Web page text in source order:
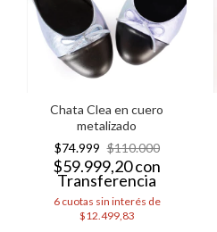
Chata Clea en cuero
metalizado
$74.999 $110.000
$59.999,20con
Transferencia
6 cuotas sin interés de
$12.499,83